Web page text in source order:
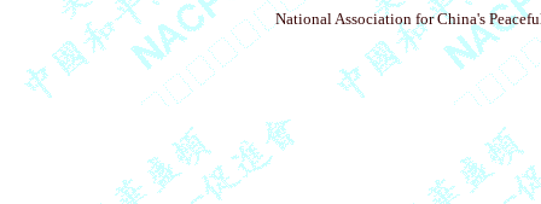
National Association for China's